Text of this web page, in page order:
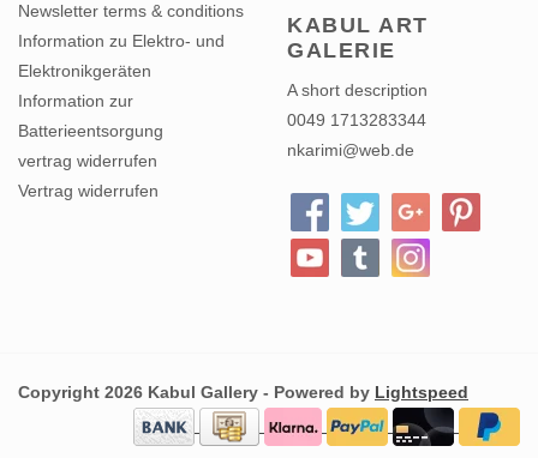
Information zu Elektro- und
Elektronikgeräten
Information zur
Batterieentsorgung
vertrag widerrufen
Vertrag widerrufen
GALERIE
A short description
0049 1713283344
nkarimi@web.de